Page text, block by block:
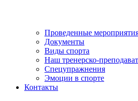
Проведенные
Документы
Виды спорта
Наш тренерско-
Спецупражнения
Эмоции в спорте
Контакты